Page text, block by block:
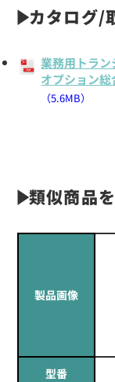
カタログ/
業務用トラン
オプション
（5.6MB）
類似商品
製品画像
型番